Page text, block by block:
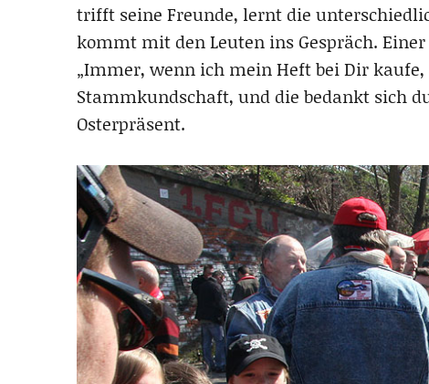
trifft seine Freunde, lernt die
kommt mit den Leuten ins Gespräch.
„Immer, wenn ich mein Heft bei Dir
Stammkundschaft, und die bedankt sich
Osterpräsent.